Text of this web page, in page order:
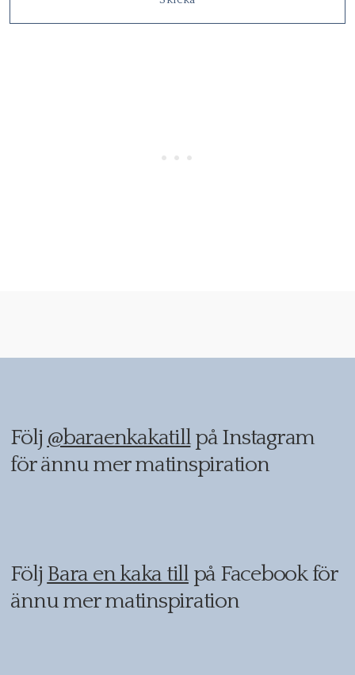
Följ @baraenkakatillpå Instagram
för ännu mer matinspiration
Följ Bara en kaka tillpå Facebook för
ännu mer matinspiration